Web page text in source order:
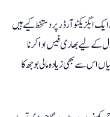
آرڈر پر دستخط کیے ہیں
لیے بھاری فیس ادا کرنا
اس سے بھی زیادہ مالی بوجھ کا